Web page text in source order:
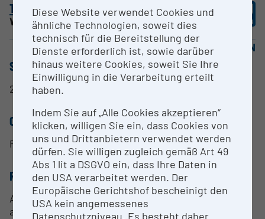
Technical University of Vienna
Wien |Website
OPEN FOR COLLABORATION
SHORT DESCRIPTION
2 Petabyte Disk
CONTACT PERSON
Prof. Dr. Wolfgang Wagner
RESEARCH SERVICES
Access to Petabyte-scale Earth observation data
archive
Diese Website verwendet Cookies und
ähnliche Technologien, soweit dies
technisch für die Bereitstellung der
Dienste erforderlich ist, sowie darüber
hinaus weitere Cookies, soweit Sie Ihre
Einwilligung in die Verarbeitung erteilt
haben.
Indem Sie auf „Alle Cookies akzeptieren“
klicken, willigen Sie ein, dass Cookies von
uns und Drittanbietern verwendet werden
dürfen. Sie willigen zugleich gemäß Art 49
Abs 1 lit a DSGVO ein, dass Ihre Daten in
den USA verarbeitet werden. Der
Europäische Gerichtshof bescheinigt den
USA kein angemessenes
Datenschutzniveau. Es besteht daher